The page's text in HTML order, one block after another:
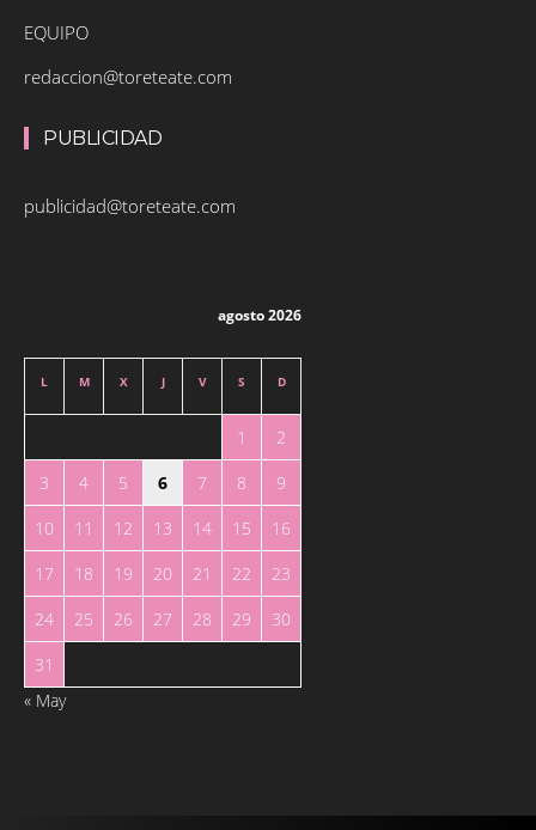
EQUIPO
redaccion@toreteate.com
PUBLICIDAD
publicidad@toreteate.com
agosto 2026
L M X J V S D
1
2
3
4 5 6 7 8
9
10
11 12 13 14 15
16
17
18 19 20 21 22
23
24
25 26 27 28 29
30
31
« May